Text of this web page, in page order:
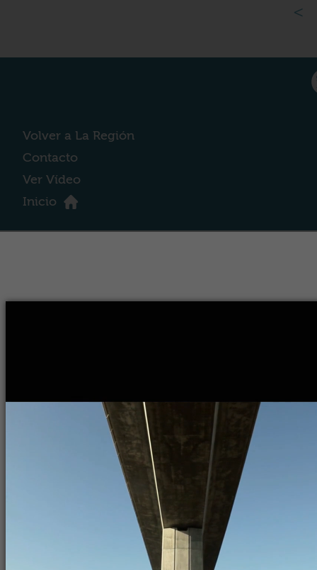
<
Volver a La Región
Contacto
Ver Vídeo
Inicio